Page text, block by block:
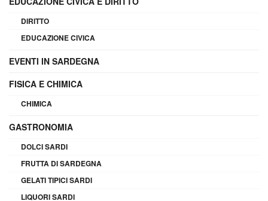
DIRITTO
EDUCAZIONE CIVICA
EVENTI IN SARDEGNA
FISICA E CHIMICA
CHIMICA
GASTRONOMIA
DOLCI SARDI
FRUTTA DI SARDEGNA
GELATI TIPICI SARDI
LIQUORI SARDI